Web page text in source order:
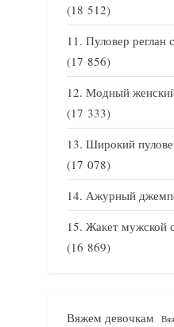
(18 512)
Пуловер реглан
(17 856)
Модный
(17 333)
Широкий
(17 078)
Ажурный
Жакет мужской
(16 869)
Вяжем девочкам